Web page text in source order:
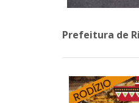
Prefeitura de